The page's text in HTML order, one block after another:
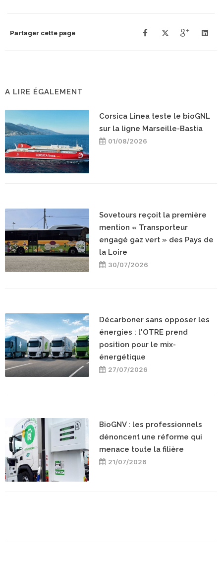
Partager cette page
A LIRE ÉGALEMENT
Corsica Linea teste le bioGNL
sur la ligne Marseille-Bastia
01/08/2026
Sovetours reçoit la première
mention « Transporteur
engagé gaz vert » des Pays de
la Loire
30/07/2026
Décarboner sans opposer les
énergies : l'OTRE prend
position pour le mix-
énergétique
27/07/2026
BioGNV : les professionnels
dénoncent une réforme qui
menace toute la filière
21/07/2026